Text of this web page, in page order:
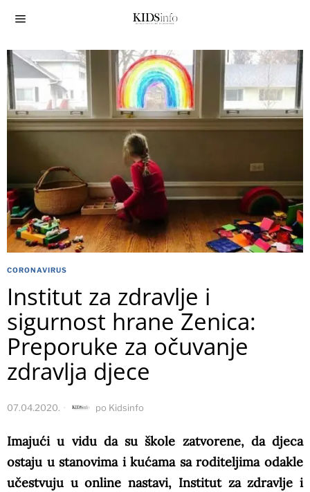
CORONAVIRUS
Institut za zdravlje i
sigurnost hrane Zenica:
Preporuke za očuvanje
zdravlja djece
07.04.2020. po Kidsinfo
Imajući u vidu da su škole zatvorene, da djeca
ostaju u stanovima i kućama sa roditeljima odakle
učestvuju u online nastavi, Institut za zdravlje i